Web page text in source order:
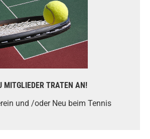
MITGLIEDER TRATEN AN!
und /oder Neu beim Tennis
herzlichen Glückwunsch
Dirk Walter, Jacky Miranda, Fabrice
haben es gewagt, direkt nach dem
bei den Clubmeisterschaften
anzutreten.
hat sich -nach gut anderthalb
- den begehrte Titel Clubmeister